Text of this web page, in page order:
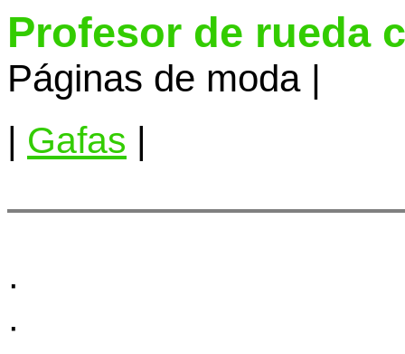
Profesor de rueda
Páginas de moda |
Gafas
·
·